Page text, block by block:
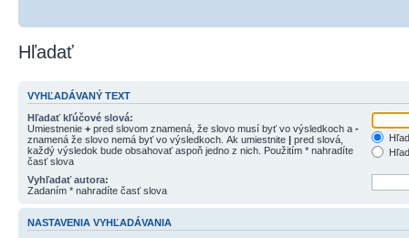
Hľadať
VYHĽADÁVANÝ TEXT
Hľadať kľúčové slová:
Umiestnenie + pred slovom znamená, že slovo musí byť vo výsledkoch a -
znamená že slovo nemá byť vo výsledkoch. Ak umiestnite | pred slová,
každý výsledok bude obsahovať aspoň jedno z nich. Použitím * nahradíte
časť slova
Vyhľadať autora:
Zadaním * nahradíte časť slova
NASTAVENIA VYHĽADÁVANIA